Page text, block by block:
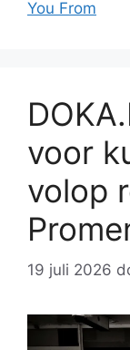
You From
voor
volop
19 juli 2026